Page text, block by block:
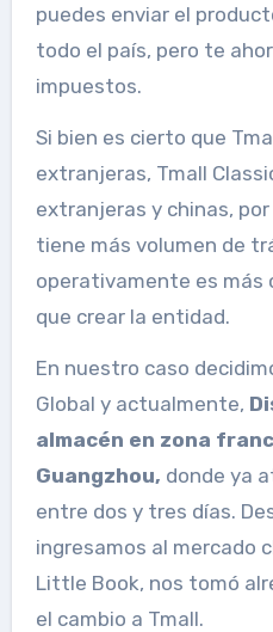
puedes enviar el
todo el país, pero te
impuestos.
Si bien es cierto que
extranjeras, Tmall
extranjeras y chinas,
tiene más volumen de
operativamente es más
que crear la entidad.
En nuestro caso
Global y actualmente,
almacén en zona
Guangzhou, donde ya
entre dos y tres días.
ingresamos al mercado
Little Book, nos tomó
el cambio a Tmall.